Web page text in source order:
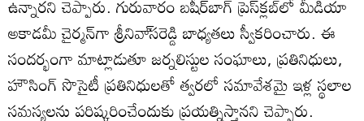
అకాడమీ చైర్మన్‌గా శ్రీనివా్‌సరెడ్డి బాధ్యతలు స్వీకరించారు. ఈ
సందర్భంగా మాట్లాడుతూ జర్నలిస్టుల సంఘాలు, ప్రతినిధులు,
హౌసింగ్‌ సొసైటీ ప్రతినిధులతో త్వరలో సమావేశమై ఇళ్ల స్థలాల
సమస్యలను పరిష్కరించేందుకు ప్రయత్నిస్తానని చెప్పారు.